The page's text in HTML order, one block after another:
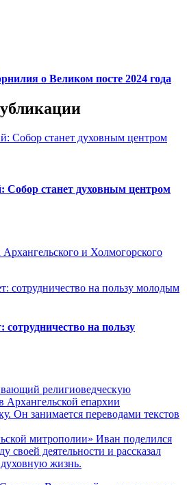
о Великом посте 2024 года
станет духовным центром
и Холмогорского
на пользу
религиоведческую
Архангельской епархии
Он занимается переводами текстов
митрополии» Иван поделился
своей деятельности и рассказал
духовную жизнь.